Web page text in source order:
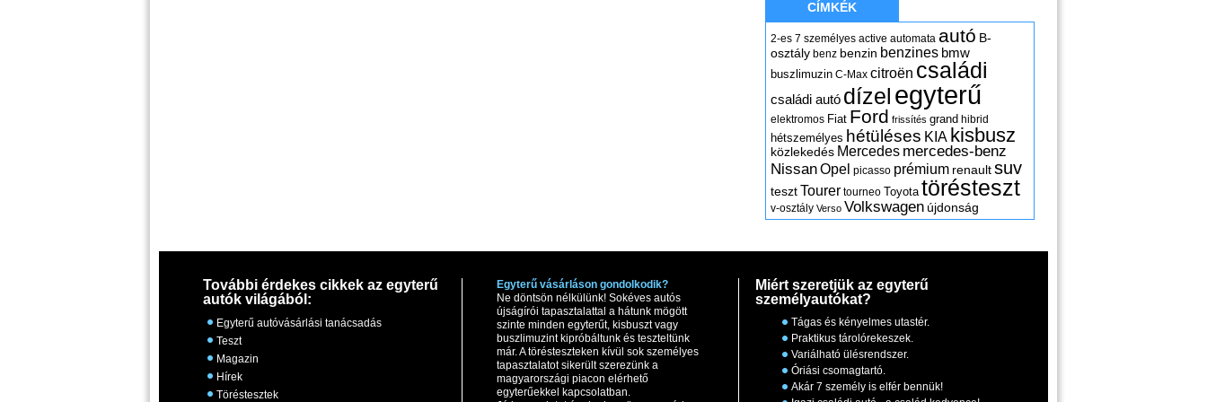
CÍMKÉK
2-es 7 személyes active automata autó B-
osztály benz benzin benzines bmw
buszlimuzin C-Max citroën családi
családi autó dízel egyterű
elektromos Fiat Ford frissítés grand hibrid
hétszemélyes hétüléses KIA kisbusz
közlekedés Mercedes mercedes-benz
NissanOpel picasso prémium renaultsuv
tesztTourer tourneo Toyota törésteszt
v-osztály Verso Volkswagen újdonság
További érdekes cikkek az egyterű
autók világából:
Egyterű autóvásárlási tanácsadás
Teszt
Magazin
Hírek
Töréstesztek
Egyterű vásárláson gondolkodik?
Ne döntsön nélkülünk! Sokéves autós
újságírói tapasztalattal a hátunk mögött
szinte minden egyterűt, kisbuszt vagy
buszlimuzint kipróbáltunk és teszteltünk
már. A törésteszteken kívül sok személyes
tapasztalatot sikerült szerezünk a
magyarországi piacon elérhető
egyterűekkel kapcsolatban.
Miért szeretjük az egyterű
személyautókat?
Tágas és kényelmes utastér.
Praktikus tárolórekeszek.
Variálható ülésrendszer.
Óriási csomagtartó.
Akár 7 személy is elfér bennük!